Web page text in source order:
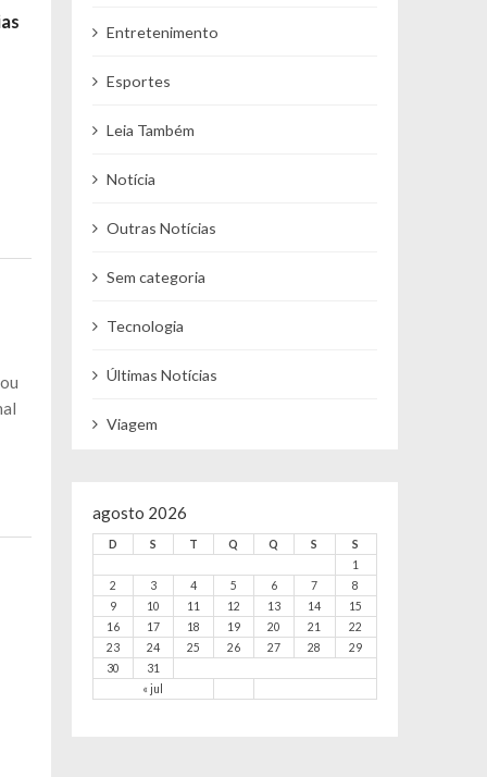
Entretenimento
Esportes
Leia Também
Notícia
Outras Notícias
Sem categoria
Tecnologia
Últimas Notícias
Viagem
agosto 2026
D S T Q Q S S
« jul
1
2
3 4 5 6 7
8
9
10 11 12 13 14
15
16
17 18 19 20 21
22
23
24 25 26 27 28
29
30
31